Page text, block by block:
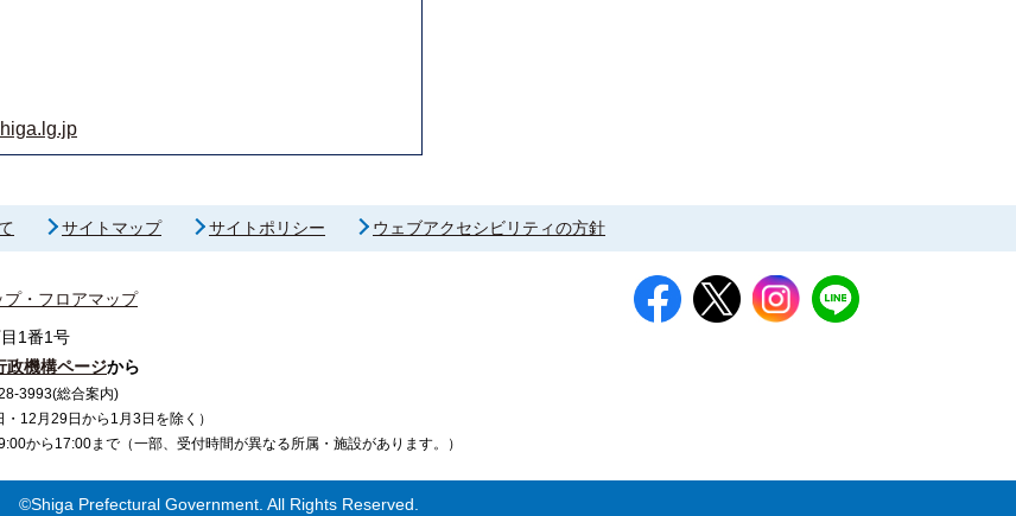
サイトマップ サイトポリシー ウェブアクセシビリティの方針
・フロアマップ
1番1号
政機構ページから
3993(総合案内)
12月29日から1月3日を除く）
から17:00まで（一部、受付時間が異なる所属・施設があります。）
©Shiga Prefectural Government. All Rights Reserved.